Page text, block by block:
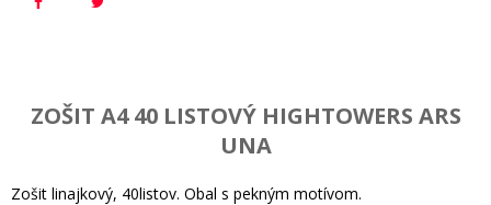
ZOŠIT A4 40 LISTOVÝ HIGHTOWERS ARS
UNA
Zošit linajkový, 40listov. Obal s pekným motívom.